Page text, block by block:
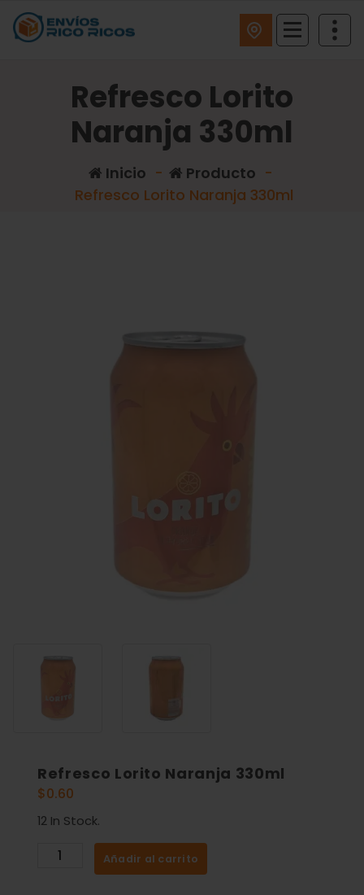
Refresco Lorito
Naranja 330ml
Inicio - Producto -
Refresco Lorito Naranja 330ml
Refresco Lorito Naranja 330ml
$0.60
12 In Stock.
Añadir al carrito